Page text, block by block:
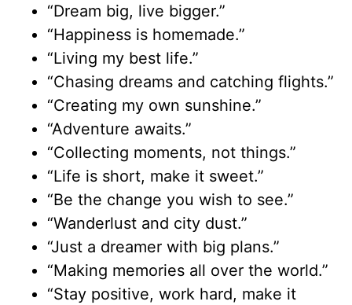
“Dream big, live bigger.”
“Happiness is homemade.”
“Living my best life.”
“Chasing dreams and catching flights.”
“Creating my own sunshine.”
“Adventure awaits.”
“Collecting moments, not things.”
“Life is short, make it sweet.”
“Be the change you wish to see.”
“Wanderlust and city dust.”
“Just a dreamer with big plans.”
“Making memories all over the world.”
“Stay positive, work hard, make it